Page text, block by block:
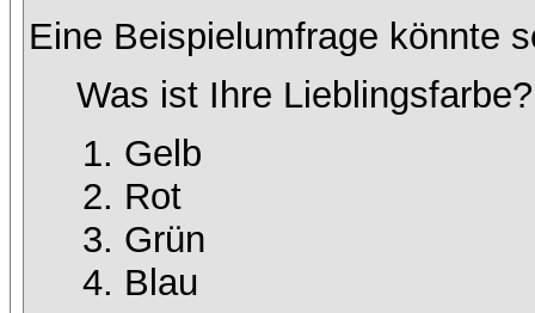
Eine Beispielumfrage könnte
Was ist Ihre Lieblingsfarbe?
Gelb
Rot
Grün
Blau